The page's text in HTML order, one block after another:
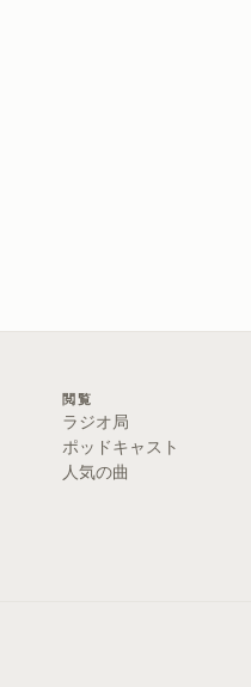
閲覧
ラジオ局
ポッドキャスト
人気の曲